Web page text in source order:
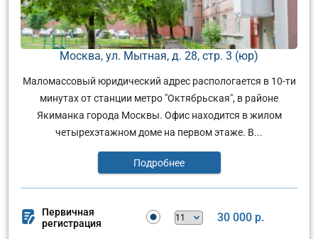
Москва, ул. Мытная, д. 28, стр. 3 (юр)
Маломассовый юридический адрес распологается в 10-ти
минутах от станции метро "Октябрьская", в районе
Якиманка города Москвы. Офис находится в жилом
четырехэтажном доме на первом этаже. В...
Подробнее
Первичная
регистрация
30 000 р.